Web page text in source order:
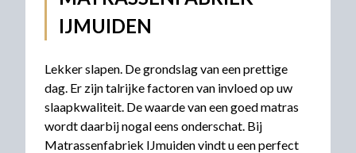
IJMUIDEN
Lekker slapen. De grondslag van een prettige
dag. Er zijn talrijke factoren van invloed op uw
slaapkwaliteit. De waarde van een goed matras
wordt daarbij nogal eens onderschat. Bij
Matrassenfabriek IJmuiden vindt u een perfect